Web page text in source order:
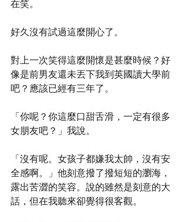
在笑。
好久沒有試過這麼開心了。
對上一次笑得這麼開懷是甚麼時候？好
像是前男友還未丟下我到英國讀大學前
吧？應該已經有三年了。
「你呢？你這麼口甜舌滑，一定有很多
女朋友吧？」我說。
「沒有呢。女孩子都嫌我太帥，沒有安
全感啊。」他刻意撥了撥短短的瀏海，
露出苦澀的笑容。說的雖然是刻意的大
話，但在我聽來卻覺得很客觀。